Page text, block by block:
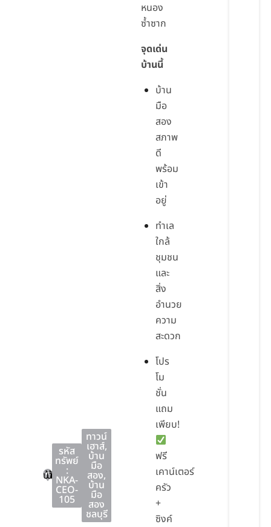
บ้านบึง
บ้านบึง
ชลบุรี
รหัส
ทรัพย์
:
NKA-
CEO-
105
ทาวน์
เฮาส์,
บ้าน
มือ
สอง,
บ้าน
มือ
สอง
ชลบุรี
หนอง
ซ้ำซาก
จุดเด่น
บ้านนี้
บ้าน
มือ
สอง
สภาพ
ดี
พร้อม
เข้า
อยู่
ทำเล
ใกล้
ชุมชน
และ
สิ่ง
อำนวย
ความ
สะดวก
โปร
โม
ชั่น
แถม
เพียบ!
ฟรี
เคาน์เตอร์
ครัว
+
ซิงค์